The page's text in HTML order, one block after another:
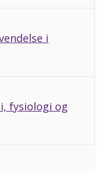
i
fysiologi og